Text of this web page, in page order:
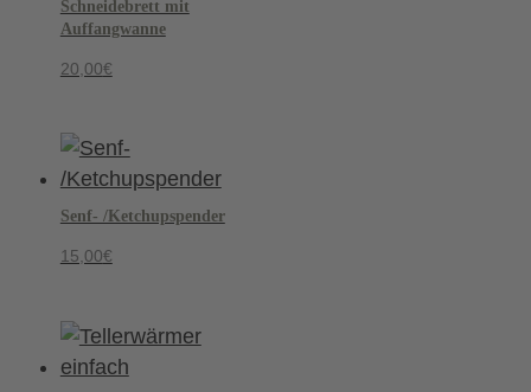
Schneidebrett mit
Auffangwanne
20,00€
Senf- /Ketchupspender
15,00€